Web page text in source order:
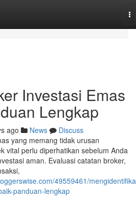
Investasi Emas
Lengkap
ago News
Discuss
yang memang tidak urusan
vital perlu diperhatikan sebelum Anda
aman. Evaluasi catatan broker,
49559461/
panduan-lengkap